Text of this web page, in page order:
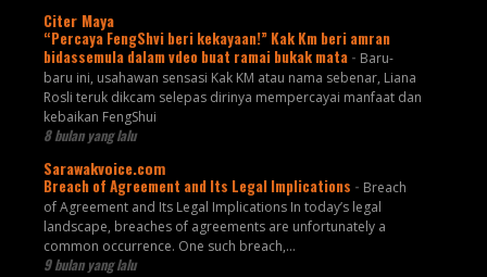
Citer Maya
“Percaya FengShvi beri kekayaan!” Kak Km beri amran
bidassemula dalam vdeo buat ramai bukak mata - Baru-
baru ini, usahawan sensasi Kak KM atau nama sebenar, Liana
Rosli teruk dikcam selepas dirinya mempercayai manfaat dan
kebaikan FengShui
8 bulan yang lalu
Sarawakvoice.com
Breach of Agreement and Its Legal Implications - Breach
of Agreement and Its Legal Implications In today’s legal
landscape, breaches of agreements are unfortunately a
common occurrence. One such breach,...
9 bulan yang lalu